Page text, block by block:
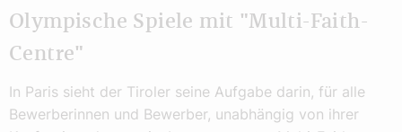
Olympische Spiele mit "Multi-Faith-
Centre"
In Paris sieht der Tiroler seine Aufgabe darin, für alle
Bewerberinnen und Bewerber, unabhängig von ihrer